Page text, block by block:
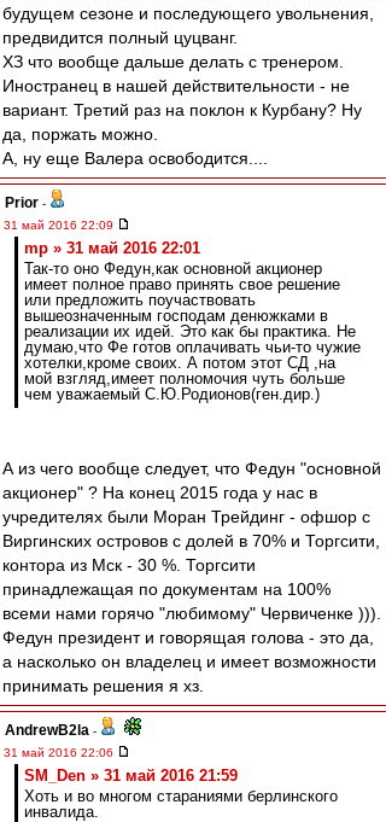
будущем сезоне и последующего увольнения,
предвидится полный цуцванг.
ХЗ что вообще дальше делать с тренером.
Иностранец в нашей действительности - не
вариант. Третий раз на поклон к Курбану? Ну
да, поржать можно.
А, ну еще Валера освободится....
Prior -
31 май 2016 22:09
mp » 31 май 2016 22:01
Так-то оно Федун,как основной акционер
имеет полное право принять свое решение
или предложить поучаствовать
вышеозначенным господам денюжками в
реализации их идей. Это как бы практика. Не
думаю,что Фе готов оплачивать чьи-то чужие
хотелки,кроме своих. А потом этот СД ,на
мой взгляд,имеет полномочия чуть больше
чем уважаемый С.Ю.Родионов(ген.дир.)
А из чего вообще следует, что Федун "основной
акционер" ? На конец 2015 года у нас в
учредителях были Моран Трейдинг - офшор с
Виргинских островов с долей в 70% и Торгсити,
контора из Мск - 30 %. Торгсити
принадлежащая по документам на 100%
всеми нами горячо "любимому" Червиченке ))).
Федун президент и говорящая голова - это да,
а насколько он владелец и имеет возможности
принимать решения я хз.
AndrewB2la -
31 май 2016 22:06
SM_Den » 31 май 2016 21:59
Хоть и во многом стараниями берлинского
инвалида.